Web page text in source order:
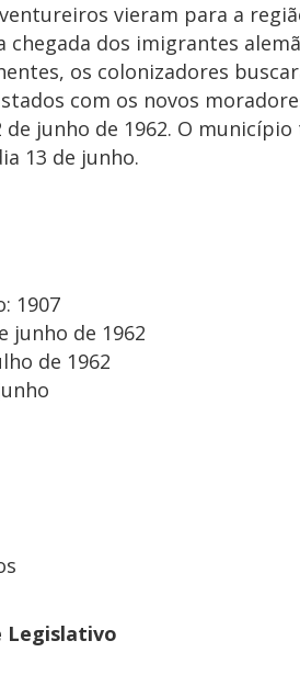
vieram para a
chegada dos imigrantes
os colonizadores
com os novos
de junho de 1962. O
13 de junho.
1907
junho de 1962
de 1962
Legislativo